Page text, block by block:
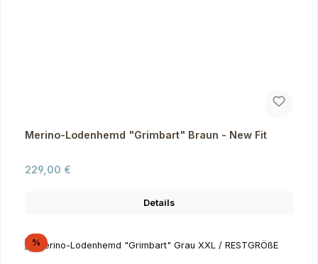
Merino-Lodenhemd "Grimbart" Braun - New Fit
Regulärer Preis:
229,00 €
Details
%Rabatt